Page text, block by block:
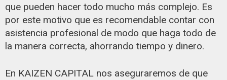
que pueden hacer todo mucho más complejo. Es
por este motivo que es recomendable contar con
asistencia profesional de modo que haga todo de
la manera correcta, ahorrando tiempo y dinero.
En KAIZEN CAPITAL nos aseguraremos de que